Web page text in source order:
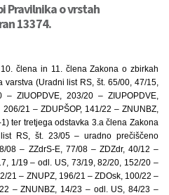
Pravilnika o vrstah
13374.
člena in 11. člena Zakona o zbirkah
(Uradni list RS, št. 65/00, 47/15,
– ZIUOPDVE, 203/20 – ZIUPOPDVE,
21 – ZDUPŠOP, 141/22 – ZNUNBZ,
ter tretjega odstavka 3.a člena Zakona
RS, št. 23/05 – uradno prečiščeno
08 – ZZdrS-E, 77/08 – ZDZdr, 40/12 –
1/19 – odl. US, 73/19, 82/20, 152/20 –
21 – ZNUPZ, 196/21 – ZDOsk, 100/22 –
– ZNUNBZ, 14/23 – odl. US, 84/23 –